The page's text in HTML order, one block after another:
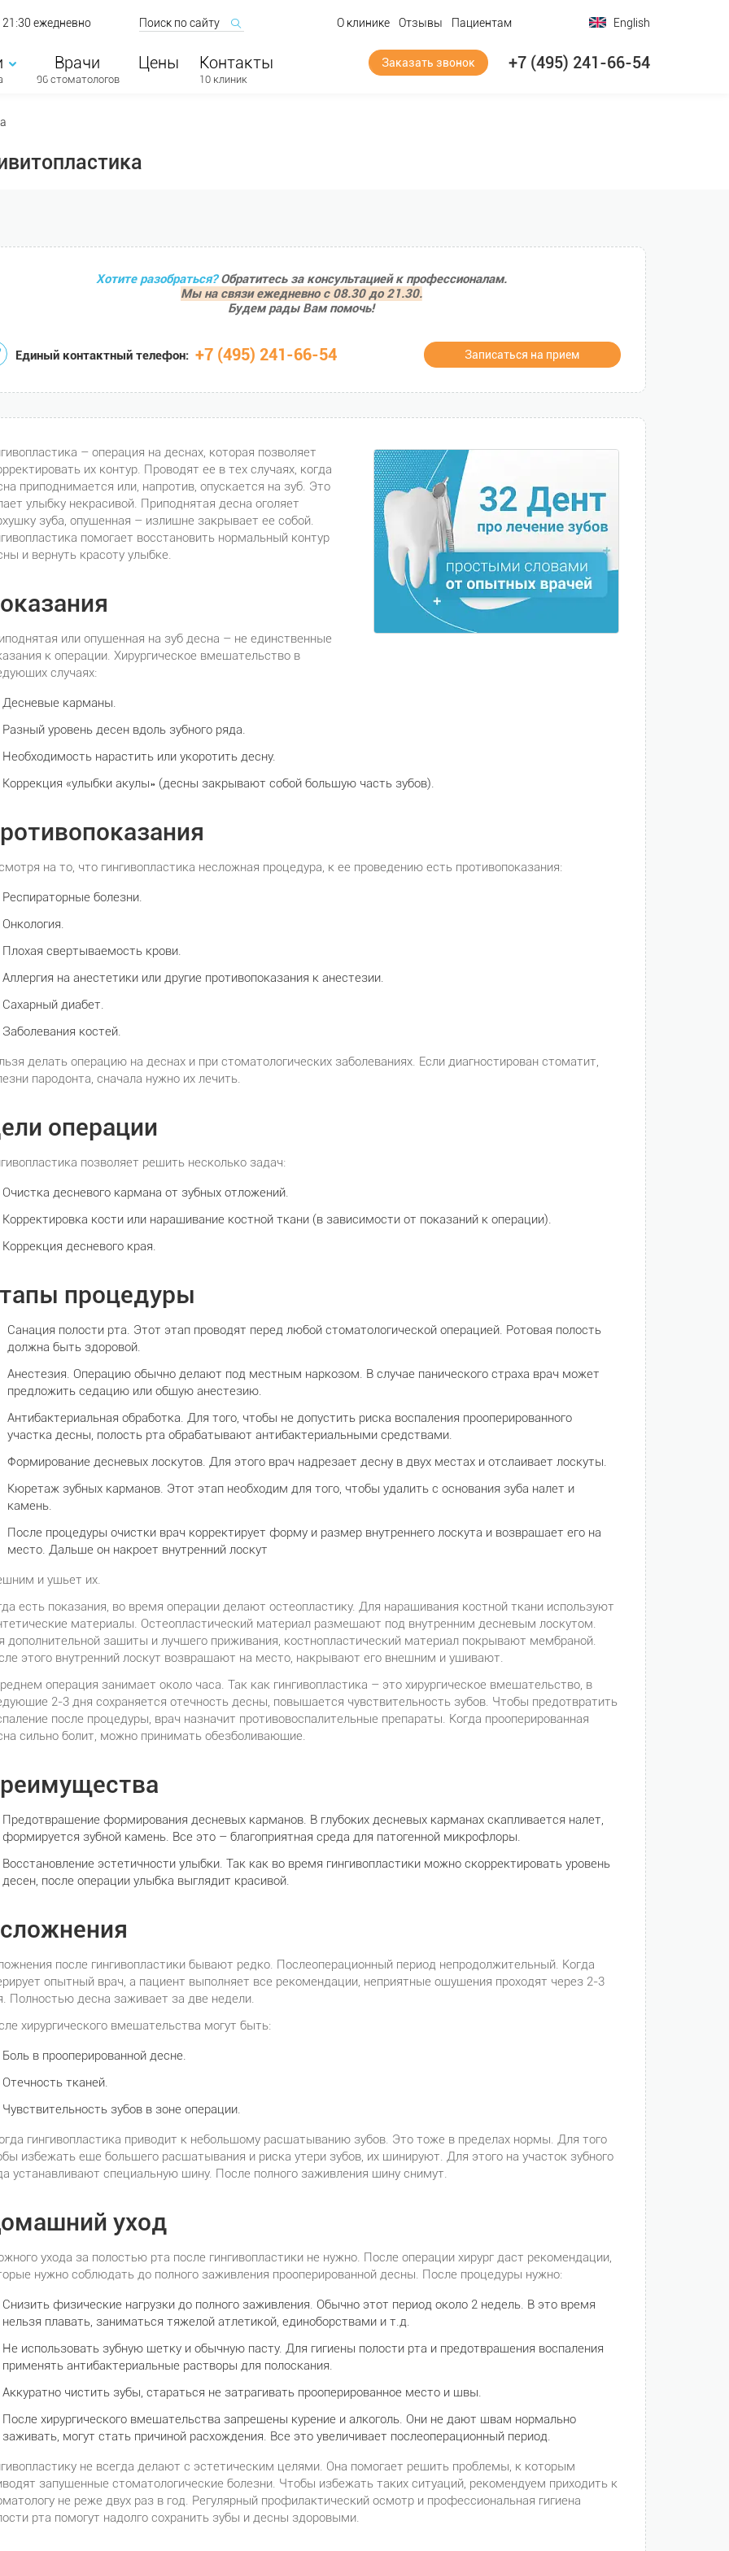
ежедневно О клинике Отзывы Пациентам English
Врачи
96 стоматологов
Цены Контакты
10 клиник
Заказать звонок +7 (495) 241-66-54
Хотите разобраться?Обратитесь за консультацией к профессионалам.
Мы на связи ежедневно с 08.30 до 21.30.
Будем рады Вам помочь!
Единый контактный телефон: +7 (495) 241-66-54 Записаться на прием
– операция на деснах, которая позволяет
их контур. Проводят ее в тех случаях, когда
приподнимается или, напротив, опускается на зуб. Это
улыбку некрасивой. Приподнятая десна оголяет
зуба, опущенная – излишне закрывает ее собой.
помогает восстановить нормальный контур
и вернуть красоту улыбке.
или опущенная на зуб десна – не единственные
к операции. Хирургическое вмешательство в
случаях:
Десневые карманы.
Разный уровень десен вдоль зубного ряда.
Необходимость нарастить или укоротить десну.
Коррекция «улыбки акулы» (десны закрывают собой большую часть зубов).
на то, что гингивопластика несложная процедура, к ее проведению есть противопоказания:
Респираторные болезни.
Онкология.
Плохая свертываемость крови.
Аллергия на анестетики или другие противопоказания к анестезии.
Сахарный диабет.
Заболевания костей.
делать операцию на деснах и при стоматологических заболеваниях. Если диагностирован стоматит,
пародонта, сначала нужно их лечить.
операции
позволяет решить несколько задач:
Очистка десневого кармана от зубных отложений.
Корректировка кости или наращивание костной ткани (в зависимости от показаний к операции).
Коррекция десневого края.
процедуры
Санация полости рта. Этот этап проводят перед любой стоматологической операцией. Ротовая полость
должна быть здоровой.
Анестезия. Операцию обычно делают под местным наркозом. В случае панического страха врач может
предложить седацию или общую анестезию.
Антибактериальная обработка. Для того, чтобы не допустить риска воспаления прооперированного
участка десны, полость рта обрабатывают антибактериальными средствами.
Формирование десневых лоскутов. Для этого врач надрезает десну в двух местах и отслаивает лоскуты.
Кюретаж зубных карманов. Этот этап необходим для того, чтобы удалить с основания зуба налет и
камень.
После процедуры очистки врач корректирует форму и размер внутреннего лоскута и возвращает его на
место. Дальше он накроет внутренний лоскут
и ушьет их.
есть показания, во время операции делают остеопластику. Для наращивания костной ткани используют
материалы. Остеопластический материал размещают под внутренним десневым лоскутом.
дополнительной защиты и лучшего приживания, костнопластический материал покрывают мембраной.
этого внутренний лоскут возвращают на место, накрывают его внешним и ушивают.
операция занимает около часа. Так как гингивопластика – это хирургическое вмешательство, в
2-3 дня сохраняется отечность десны, повышается чувствительность зубов. Чтобы предотвратить
после процедуры, врач назначит противовоспалительные препараты. Когда прооперированная
сильно болит, можно принимать обезболивающие.
Предотвращение формирования десневых карманов. В глубоких десневых карманах скапливается налет,
формируется зубной камень. Все это – благоприятная среда для патогенной микрофлоры.
Восстановление эстетичности улыбки. Так как во время гингивопластики можно скорректировать уровень
десен, после операции улыбка выглядит красивой.
после гингивопластики бывают редко. Послеоперационный период непродолжительный. Когда
опытный врач, а пациент выполняет все рекомендации, неприятные ощущения проходят через 2-3
Полностью десна заживает за две недели.
хирургического вмешательства могут быть:
Боль в прооперированной десне.
Отечность тканей.
Чувствительность зубов в зоне операции.
гингивопластика приводит к небольшому расшатыванию зубов. Это тоже в пределах нормы. Для того
избежать еще большего расшатывания и риска утери зубов, их шинируют. Для этого на участок зубного
устанавливают специальную шину. После полного заживления шину снимут.
уход
ухода за полостью рта после гингивопластики не нужно. После операции хирург даст рекомендации,
нужно соблюдать до полного заживления прооперированной десны. После процедуры нужно:
Снизить физические нагрузки до полного заживления. Обычно этот период около 2 недель. В это время
нельзя плавать, заниматься тяжелой атлетикой, единоборствами и т.д.
Не использовать зубную щетку и обычную пасту. Для гигиены полости рта и предотвращения воспаления
применять антибактериальные растворы для полоскания.
Аккуратно чистить зубы, стараться не затрагивать прооперированное место и швы.
После хирургического вмешательства запрещены курение и алкоголь. Они не дают швам нормально
заживать, могут стать причиной расхождения. Все это увеличивает послеоперационный период.
не всегда делают с эстетическим целями. Она помогает решить проблемы, к которым
запущенные стоматологические болезни. Чтобы избежать таких ситуаций, рекомендуем приходить к
не реже двух раз в год. Регулярный профилактический осмотр и профессиональная гигиена
рта помогут надолго сохранить зубы и десны здоровыми.